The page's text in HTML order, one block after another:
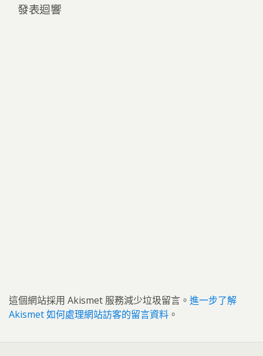
發表迴響
這個網站採用 Akismet 服務減少垃圾留言。 進一步了解
Akismet 如何處理網站訪客的留言資料 。